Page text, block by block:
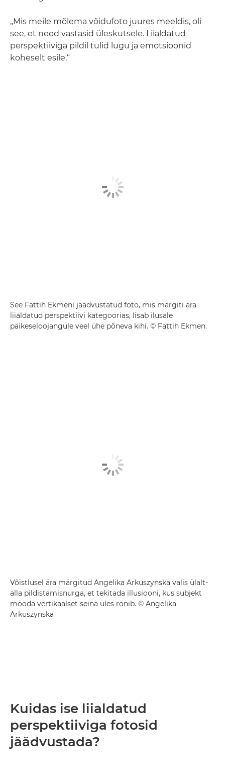
„Mis meile mõlema võidufoto juures meeldis, oli
see, et need vastasid üleskutsele. Liialdatud
perspektiiviga pildil tulid lugu ja emotsioonid
koheselt esile.“
See Fattih Ekmeni jäädvustatud foto, mis märgiti ära
liialdatud perspektiivi kategoorias, lisab ilusale
päikeseloojangule veel ühe põneva kihi. © Fattih Ekmen.
Võistlusel ära märgitud Angelika Arkuszynska valis ülalt-
alla pildistamisnurga, et tekitada illusiooni, kus subjekt
mööda vertikaalset seina üles ronib. © Angelika
Arkuszynska
Kuidas ise liialdatud
perspektiiviga fotosid
jäädvustada?